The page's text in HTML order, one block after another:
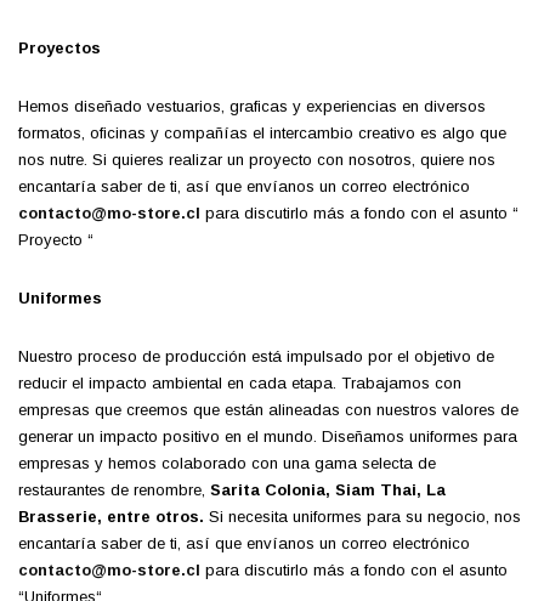
Proyectos
Hemos diseñado vestuarios, graficas y experiencias en diversos
formatos, oficinas y compañías el intercambio creativo es algo que
nos nutre. Si quieres realizar un proyecto con nosotros, quiere nos
encantaría saber de ti, así que envíanos un correo electrónico
contacto@mo-store.cl para discutirlo más a fondo con el asunto “
Proyecto “
Uniformes
Nuestro proceso de producción está impulsado por el objetivo de
reducir el impacto ambiental en cada etapa. Trabajamos con
empresas que creemos que están alineadas con nuestros valores de
generar un impacto positivo en el mundo. Diseñamos uniformes para
empresas y hemos colaborado con una gama selecta de
restaurantes de renombre, Sarita Colonia, Siam Thai, La
Brasserie, entre otros. Si necesita uniformes para su negocio, nos
encantaría saber de ti, así que envíanos un correo electrónico
contacto@mo-store.cl para discutirlo más a fondo con el asunto
“Uniformes“